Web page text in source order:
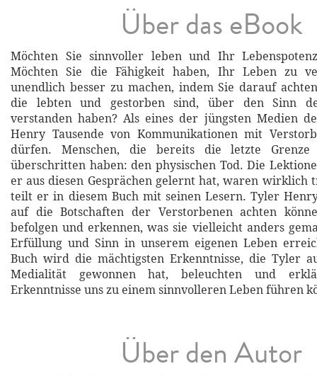
Über das eBook
Möchten Sie sinnvoller leben und Ihr
Möchten Sie die Fähigkeit haben, Ihr Leben zu
unendlich besser zu machen, indem Sie darauf
die lebten und gestorben sind, über den Sinn
verstanden haben? Als eines der jüngsten Medien
Henry Tausende von Kommunikationen mit
dürfen. Menschen, die bereits die letzte Grenze
überschritten haben: den physischen Tod. Die
er aus diesen Gesprächen gelernt hat, waren wirklich
teilt er in diesem Buch mit seinen Lesern. Tyler
auf die Botschaften der Verstorbenen achten
befolgen und erkennen, was sie vielleicht anders
Erfüllung und Sinn in unserem eigenen Leben
Buch wird die mächtigsten Erkenntnisse, die Tyler
Medialität gewonnen hat, beleuchten und
Erkenntnisse uns zu einem sinnvolleren Leben führen
Über den Autor